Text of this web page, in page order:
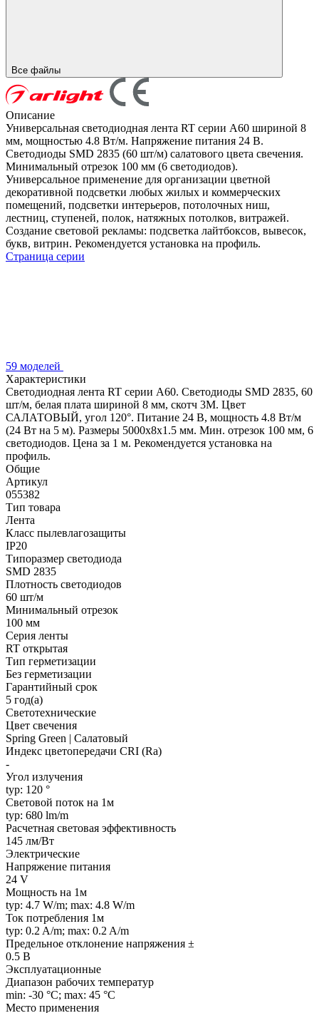
Все файлы
Описание
Универсальная светодиодная лента RT серии A60 шириной 8
мм, мощностью 4.8 Вт/м. Напряжение питания 24 В.
Светодиоды SMD 2835 (60 шт/м) салатового цвета свечения.
Минимальный отрезок 100 мм (6 светодиодов).
Универсальное применение для организации цветной
декоративной подсветки любых жилых и коммерческих
помещений, подсветки интерьеров, потолочных ниш,
лестниц, ступеней, полок, натяжных потолков, витражей.
Создание световой рекламы: подсветка лайтбоксов, вывесок,
букв, витрин. Рекомендуется установка на профиль.
Страница серии
59 моделей
Характеристики
Светодиодная лента RT серии A60. Светодиоды SMD 2835, 60
шт/м, белая плата шириной 8 мм, скотч 3M. Цвет
САЛАТОВЫЙ, угол 120°. Питание 24 В, мощность 4.8 Вт/м
(24 Вт на 5 м). Размеры 5000x8x1.5 мм. Мин. отрезок 100 мм, 6
светодиодов. Цена за 1 м. Рекомендуется установка на
профиль.
Общие
Артикул
055382
Тип товара
Лента
Класс пылевлагозащиты
IP20
Типоразмер светодиода
SMD 2835
Плотность светодиодов
60 шт/м
Минимальный отрезок
100 мм
Серия ленты
RT открытая
Тип герметизации
Без герметизации
Гарантийный срок
5 год(а)
Светотехнические
Цвет свечения
Spring Green | Салатовый
Индекс цветопередачи CRI (Ra)
-
Угол излучения
typ: 120 °
Световой поток на 1м
typ: 680 lm/m
Расчетная световая эффективность
145 лм/Вт
Электрические
Напряжение питания
24 V
Мощность на 1м
typ: 4.7 W/m; max: 4.8 W/m
Ток потребления 1м
typ: 0.2 A/m; max: 0.2 A/m
Предельное отклонение напряжения ±
0.5 В
Эксплуатационные
Диапазон рабочих температур
min: -30 °C; max: 45 °C
Место применения